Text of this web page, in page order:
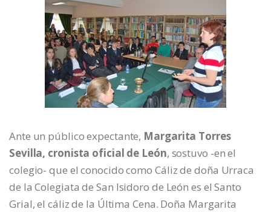
Ante un público expectante, Margarita Torres
Sevilla, cronista oficial de León, sostuvo -en el
colegio- que el conocido como Cáliz de doña Urraca
de la Colegiata de San Isidoro de León es el Santo
Grial, el cáliz de la Última Cena. Doña Margarita